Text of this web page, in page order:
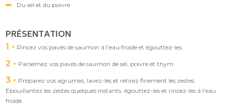
Du sel et du poivre
PRÉSENTATION
1 Rincez vos pavés de saumon à l’eau froide et égouttez-les.
2 Parsemez vos pavés de saumon de sel, poivre et thym.
3
Préparez vos agrumes, lavez-les et retirez finement les zestes.
Ébouillantez les zestes quelques instants, égouttez-les et rincez-les à l’eau
froide.